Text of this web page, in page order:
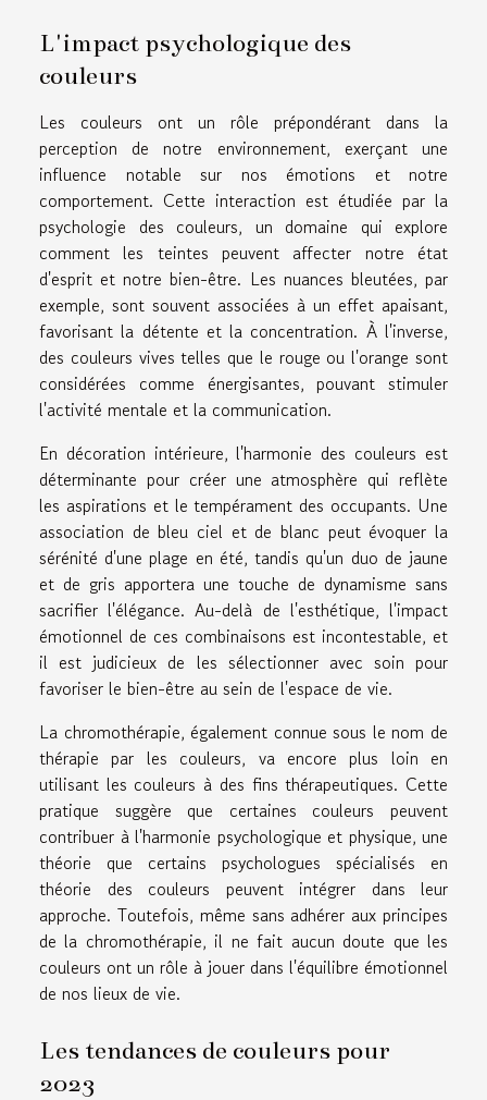
L'impact psychologique des
couleurs
Les couleurs ont un rôle prépondérant dans la
perception de notre environnement, exerçant une
influence notable sur nos émotions et notre
comportement. Cette interaction est étudiée par la
psychologie des couleurs, un domaine qui explore
comment les teintes peuvent affecter notre état
d'esprit et notre bien-être. Les nuances bleutées, par
exemple, sont souvent associées à un effet apaisant,
favorisant la détente et la concentration. À l'inverse,
des couleurs vives telles que le rouge ou l'orange sont
considérées comme énergisantes, pouvant stimuler
l'activité mentale et la communication.
En décoration intérieure, l'harmonie des couleurs est
déterminante pour créer une atmosphère qui reflète
les aspirations et le tempérament des occupants. Une
association de bleu ciel et de blanc peut évoquer la
sérénité d'une plage en été, tandis qu'un duo de jaune
et de gris apportera une touche de dynamisme sans
sacrifier l'élégance. Au-delà de l'esthétique, l'impact
émotionnel de ces combinaisons est incontestable, et
il est judicieux de les sélectionner avec soin pour
favoriser le bien-être au sein de l'espace de vie.
La chromothérapie, également connue sous le nom de
thérapie par les couleurs, va encore plus loin en
utilisant les couleurs à des fins thérapeutiques. Cette
pratique suggère que certaines couleurs peuvent
contribuer à l'harmonie psychologique et physique, une
théorie que certains psychologues spécialisés en
théorie des couleurs peuvent intégrer dans leur
approche. Toutefois, même sans adhérer aux principes
de la chromothérapie, il ne fait aucun doute que les
couleurs ont un rôle à jouer dans l'équilibre émotionnel
de nos lieux de vie.
Les tendances de couleurs pour
2023